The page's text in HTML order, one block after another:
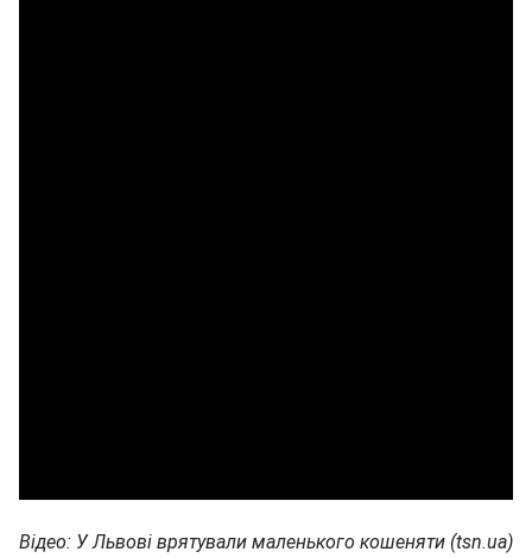
Відео: У Львові врятували маленького кошеняти (tsn.ua)